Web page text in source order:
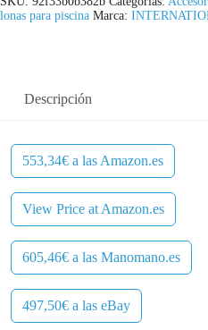
lonas para piscina Marca:
Descripción
553,34€ a las Amazon.es
View Price at Amazon.es
605,46€ a las Manomano.es
497,50€ a las eBay